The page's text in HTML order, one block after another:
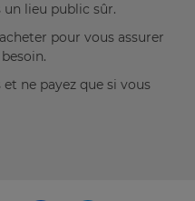
un lieu public sûr.
pour vous assurer
ne payez que si vous